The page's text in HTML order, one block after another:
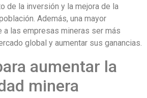
de la inversión y la mejora de la
Además, una mayor
a las empresas mineras ser más
global y aumentar sus ganancias.
aumentar la
minera